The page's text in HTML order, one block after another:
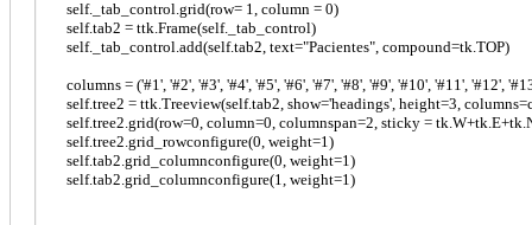
self._tab_control.grid(row= 1, column = 0)
self.tab2 = ttk.Frame(self._tab_control)
self._tab_control.add(self.tab2, text="Pacientes", compound=tk.TOP)
columns = ('#1', '#2', '#3', '#4', '#5', '#6', '#7', '#8', '#9', '#10', '#11', '#12',
self.tree2 = ttk.Treeview(self.tab2, show='headings', height=3,
self.tree2.grid(row=0, column=0, columnspan=2, sticky =
self.tree2.grid_rowconfigure(0, weight=1)
self.tab2.grid_columnconfigure(0, weight=1)
self.tab2.grid_columnconfigure(1, weight=1)